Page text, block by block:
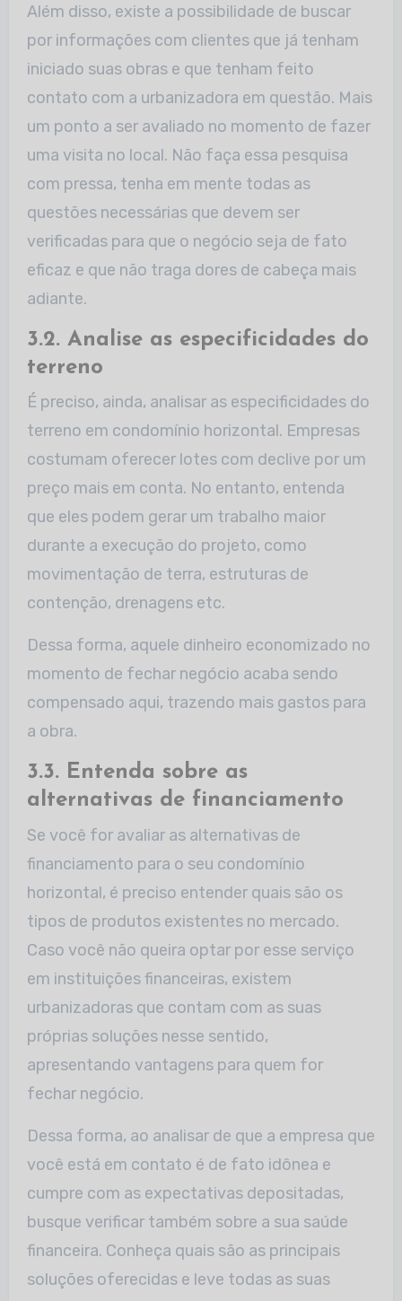
Além disso, existe a possibilidade de buscar
por informações com clientes que já tenham
iniciado suas obras e que tenham feito
contato com a urbanizadora em questão. Mais
um ponto a ser avaliado no momento de fazer
uma visita no local. Não faça essa pesquisa
com pressa, tenha em mente todas as
questões necessárias que devem ser
verificadas para que o negócio seja de fato
eficaz e que não traga dores de cabeça mais
adiante.
3.2. Analise as especificidades do
terreno
É preciso, ainda, analisar as especificidades do
terreno em condomínio horizontal. Empresas
costumam oferecer lotes com declive por um
preço mais em conta. No entanto, entenda
que eles podem gerar um trabalho maior
durante a execução do projeto, como
movimentação de terra, estruturas de
contenção, drenagens etc.
Dessa forma, aquele dinheiro economizado no
momento de fechar negócio acaba sendo
compensado aqui, trazendo mais gastos para
a obra.
3.3. Entenda sobre as
alternativas de financiamento
Se você for avaliar as alternativas de
financiamento para o seu condomínio
horizontal, é preciso entender quais são os
tipos de produtos existentes no mercado.
Caso você não queira optar por esse serviço
em instituições financeiras, existem
urbanizadoras que contam com as suas
próprias soluções nesse sentido,
apresentando vantagens para quem for
fechar negócio.
Dessa forma, ao analisar de que a empresa que
você está em contato é de fato idônea e
cumpre com as expectativas depositadas,
busque verificar também sobre a sua saúde
financeira. Conheça quais são as principais
soluções oferecidas e leve todas as suas